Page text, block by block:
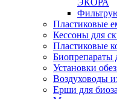
ЭКОРА
Пластиковые
Кессоны для
Пластиковые
Биопрепараты
Установки
Воздуховоды
Ерши для